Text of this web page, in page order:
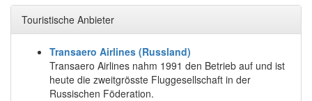
Touristische Anbieter
Transaero Airlines (Russland)
Transaero Airlines nahm 1991 den Betrieb auf und ist
heute die zweitgrösste Fluggesellschaft in der
Russischen Föderation.